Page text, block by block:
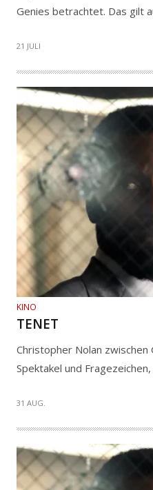
Genies betrachtet. Das gilt
21 JULI
KINO
TENET
Christopher Nolan zwischen
Spektakel und
31 AUG.